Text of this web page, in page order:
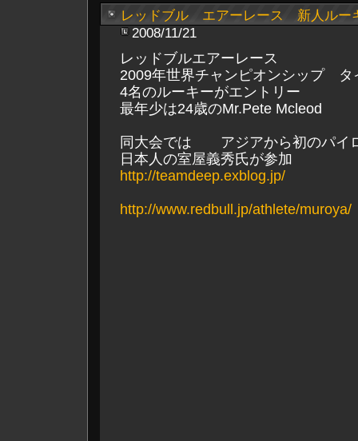
レッドブル エアーレース 新人ルー
2008/11/21
レッドブルエアーレース
2009年世界チャンピオンシップ タ
4名のルーキーがエントリー
最年少は24歳のMr.Pete Mcleod
同大会では アジアから初のパイ
日本人の室屋義秀氏が参加
http://teamdeep.exblog.jp/
http://www.redbull.jp/athlete/muroya/